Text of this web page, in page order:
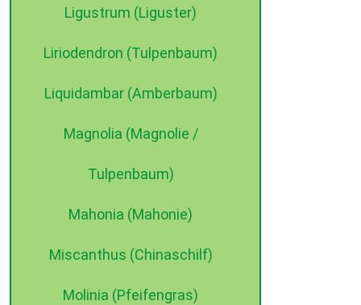
Ligustrum (Liguster)
Liriodendron (Tulpenbaum)
Liquidambar (Amberbaum)
Magnolia (Magnolie /
Tulpenbaum)
Mahonia (Mahonie)
Miscanthus (Chinaschilf)
Molinia (Pfeifengras)